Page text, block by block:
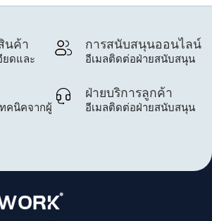
แล้วใช้งานได้ทันทีพอร์ต USB +
เพื่อการเชื่อมต่อที่เสถียรใบมีดตัดเสริม
(อุปกรณ์เสริม)
นค้า
ยดและ
การสนับสนุนออนไลน์
อีเมลติดต่อฝ่ายสนับสนุน
คนิคจากผู้
ฝ่ายบริการลูกค้า
อีเมลติดต่อฝ่ายสนับสนุน